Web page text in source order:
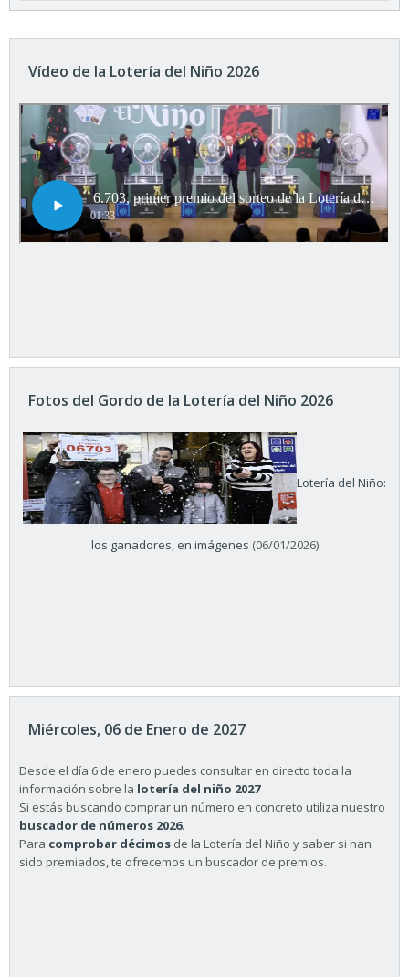
Vídeo de la Lotería del Niño 2026
Fotos del Gordo de la Lotería del Niño 2026
Lotería del Niño:
los ganadores, en imágenes (06/01/2026)
Miércoles, 06 de Enero de 2027
Desde el día 6 de enero puedes consultar en directo toda la
información sobre la lotería del niño 2027
Si estás buscando comprar un número en concreto utiliza nuestro
buscador de números 2026.
Para comprobar décimos de la Lotería del Niño y saber si han
sido premiados, te ofrecemos un buscador de premios.